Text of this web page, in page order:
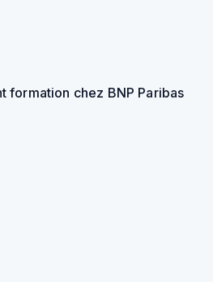
formation chez BNP Paribas